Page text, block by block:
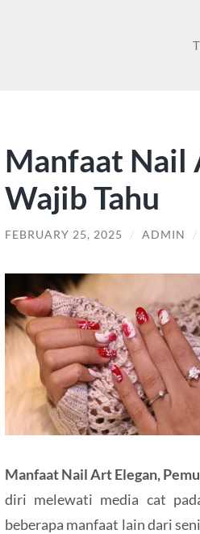
Manfaat Nail
Wajib Tahu
FEBRUARY 25, 2025 / ADMIN /
Manfaat Nail Art Elegan,
diri melewati media cat
beberapa manfaat lain dari